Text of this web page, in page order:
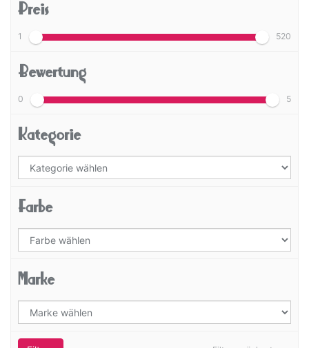
Preis
1 520
Bewertung
0 5
Kategorie
Farbe
Marke